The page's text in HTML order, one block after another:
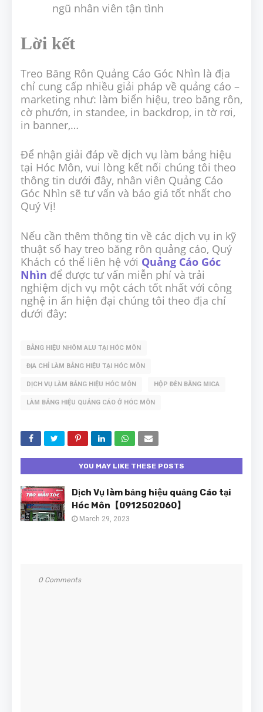
ngũ nhân viên tận tình
Lời kết
Treo Băng Rôn Quảng Cáo Góc Nhìn là địa
chỉ cung cấp nhiều giải pháp về quảng cáo –
marketing như: làm biển hiệu, treo băng rôn,
cờ phướn, in standee, in backdrop, in tờ rơi,
in banner,…
Để nhận giải đáp về dịch vụ làm bảng hiệu
tại Hóc Môn, vui lòng kết nối chúng tôi theo
thông tin dưới đây, nhân viên Quảng Cáo
Góc Nhìn sẽ tư vấn và báo giá tốt nhất cho
Quý Vị!
Nếu cần thêm thông tin về các dịch vụ in kỹ
thuật số hay treo băng rôn quảng cáo, Quý
Khách có thể liên hệ với Quảng Cáo Góc
Nhìn để được tư vấn miễn phí và trải
nghiệm dịch vụ một cách tốt nhất với công
nghệ in ấn hiện đại chúng tôi theo địa chỉ
dưới đây:
BẢNG HIỆU NHÔM ALU TẠI HÓC MÔN
ĐỊA CHỈ LÀM BẢNG HIỆU TẠI HÓC MÔN
DỊCH VỤ LÀM BẢNG HIỆU HÓC MÔN HỘP ĐÈN BẰNG MICA
LÀM BẢNG HIỆU QUẢNG CÁO Ở HÓC MÔN
YOU MAY LIKE THESE POSTS
Dịch Vụ làm bảng hiệu quảng Cáo tại
Hóc Môn【0912502060】
March 29, 2023
0 Comments